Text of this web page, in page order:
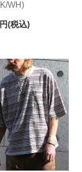
WH)
(税込)